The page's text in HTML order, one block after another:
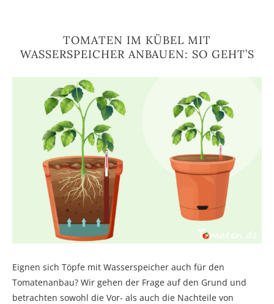
TOMATEN IM KÜBEL MIT
WASSERSPEICHER ANBAUEN: SO GEHT’S
Eignen sich Töpfe mit Wasserspeicher auch für den
Tomatenanbau? Wir gehen der Frage auf den Grund und
betrachten sowohl die Vor- als auch die Nachteile von